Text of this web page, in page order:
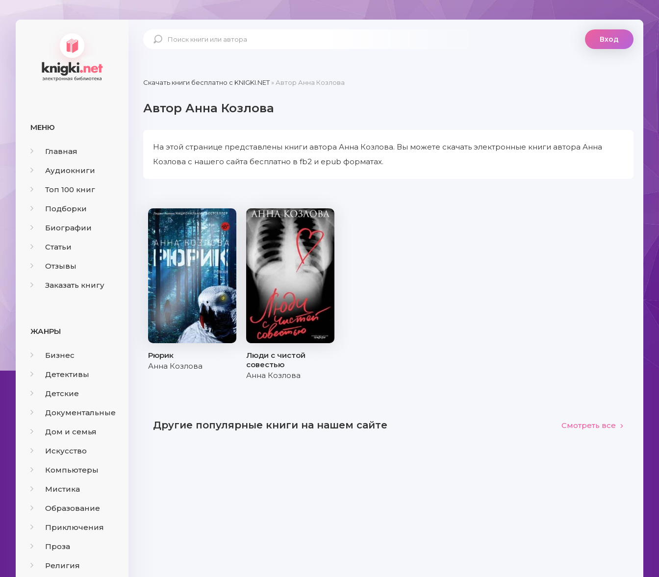
МЕНЮ
Главная
Аудиокниги
Топ 100 книг
Подборки
Биографии
Статьи
Отзывы
Заказать книгу
ЖАНРЫ
Бизнес
Детективы
Детские
Документальные
Дом и семья
Искусство
Компьютеры
Мистика
Образование
Приключения
Проза
Религия
Вход
Скачать книги бесплатно c KNIGKI.NET» Автор Анна Козлова
Автор Анна Козлова
На этой странице представлены книги автора Анна Козлова. Вы можете скачать электронные книги автора Анна
Козлова с нашего сайта бесплатно в fb2 и epub форматах.
Рюрик
Анна Козлова
Люди с чистой
совестью
Анна Козлова
Другие популярные книги на нашем сайте Смотреть все